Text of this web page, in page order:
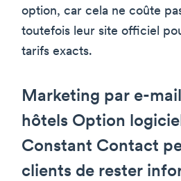
option, car cela ne coûte
toutefois leur site officiel
tarifs exacts.
Marketing par e-
hôtels Option
Constant Contact
clients de rester